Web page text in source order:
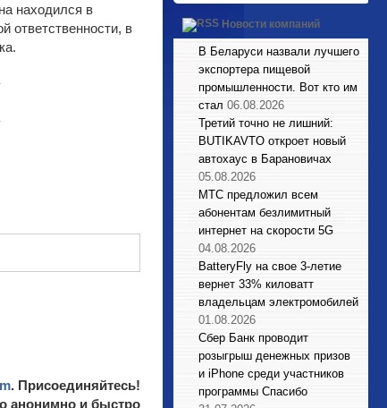
находился в
ответственности, в
. Присоединяйтесь!
анонимно и быстро
Новости компаний
В Беларуси назвали лучшего
экспортера пищевой
промышленности. Вот кто им
стал 06.08.2026
Третий точно не лишний:
BUTIKAVTO откроет новый
автохаус в Барановичах
05.08.2026
МТС предложил всем
абонентам безлимитный
интернет на скорости 5G
04.08.2026
BatteryFly на свое 3-летие
вернет 33% киловатт
владельцам электромобилей
01.08.2026
Сбер Банк проводит
розыгрыш денежных призов
и iPhone среди участников
программы Спасибо